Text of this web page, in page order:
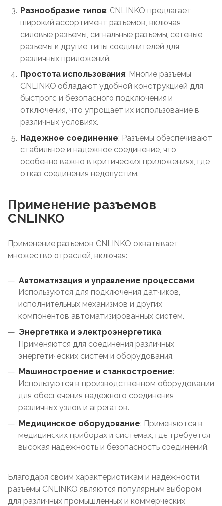
Разнообразие типов: CNLINKO предлагает
широкий ассортимент разъемов, включая
силовые разъемы, сигнальные разъемы, сетевые
разъемы и другие типы соединителей для
различных приложений.
Простота использования: Многие разъемы
CNLINKO обладают удобной конструкцией для
быстрого и безопасного подключения и
отключения, что упрощает их использование в
различных условиях.
Надежное соединение: Разъемы обеспечивают
стабильное и надежное соединение, что
особенно важно в критических приложениях, где
отказ соединения недопустим.
Применение разъемов
CNLINKO
Применение разъемов CNLINKO охватывает
множество отраслей, включая:
Автоматизация и управление процессами:
Используются для подключения датчиков,
исполнительных механизмов и других
компонентов автоматизированных систем.
Энергетика и электроэнергетика:
Применяются для соединения различных
энергетических систем и оборудования.
Машиностроение и станкостроение:
Используются в производственном оборудовании
для обеспечения надежного соединения
различных узлов и агрегатов.
Медицинское оборудование: Применяются в
медицинских приборах и системах, где требуется
высокая надежность и безопасность соединений.
Благодаря своим характеристикам и надежности,
разъемы CNLINKO являются популярным выбором
для различных промышленных и коммерческих